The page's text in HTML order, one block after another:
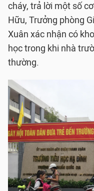
cháy, trả lời một số
Hữu, Trưởng phòng
Xuân xác nhận có
học trong khi nhà
thường.